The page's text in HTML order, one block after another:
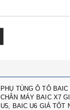
cản trước badoxoc
trước 10745966 - phụ
nhất